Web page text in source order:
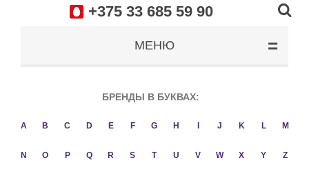
+375 33 685 59 90
МЕНЮ
БРЕНДЫ В БУКВАХ:
A B C D E F G H J K L M
N O P Q R S T U V W X Y Z